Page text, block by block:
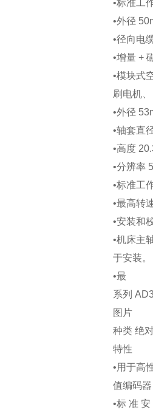
•标准工
•外径
•径向电
•增量 +
•模块式
刷电机
•外径
•轴套直
•高度
•分辨率
•标准工
•最高转
•安装和
•机床主
于安装。
•最
系列
图片
种类 绝
特性
•用于高
值编码器
•标 准 安